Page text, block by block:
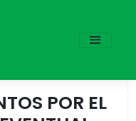
POR EL